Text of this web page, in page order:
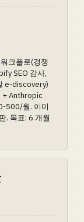
크플로(경쟁
SEO 감사,
e-discovery)
+ Anthropic
500/월. 이미
. 목표: 6 개월